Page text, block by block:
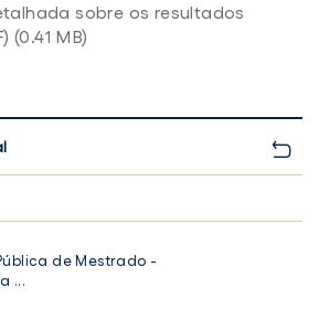
sobre os resultados
(0.41 MB)
de Mestrado -
...